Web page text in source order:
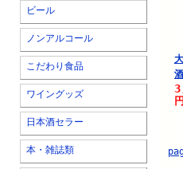
ビール
ノンアルコール
こだわり食品
ワイングッズ
日本酒セラー
本・雑誌類